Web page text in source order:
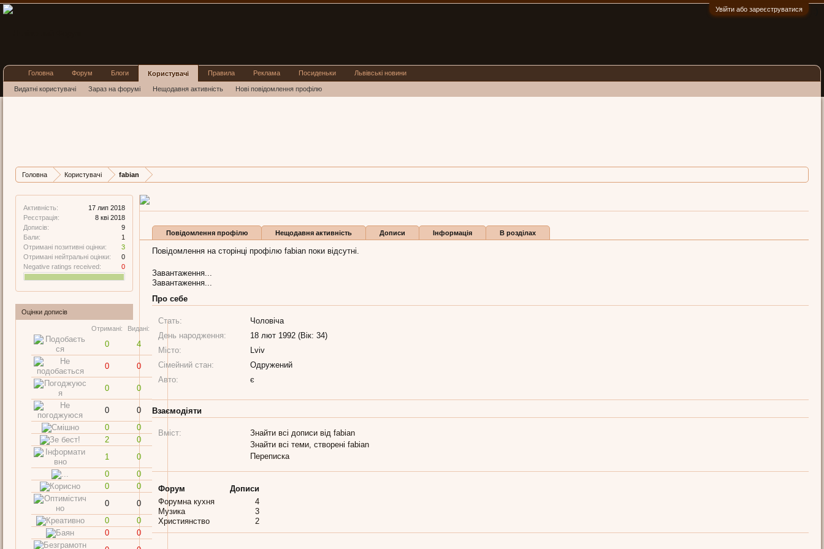
Увійти або зареєструватися
Головна Користувачі fabian
Активність:
17 лип 2018
Реєстрація:
8 кві 2018
Дописів:
9
Бали:
1
Отримані позитивні оцінки:
3
Отримані нейтральні оцінки:
0
Negative ratings received:
0
Оцінки дописів
Отримані: Видані:
0 4
0 0
0 0
0
0
0
0
2
0
1
0
0
0
0
0
0
0
0
0
0
0
Дописів
Карма Бали
Повідомлення профілю Нещодавня активність Дописи Інформація В розділах
Повідомлення на сторінці профілю fabian поки відсутні.
Завантаження...
Завантаження...
Про себе
Стать:
Чоловіча
День народження:
18 лют 1992 (Вік: 34)
Місто:
Lviv
Сімейний стан:
Одружений
Авто:
є
Взаємодіяти
Вміст:
Знайти всі дописи від fabian
Знайти всі теми, створені fabian
Переписка
Форум
Дописи
Форумна кухня
4
Музика
3
Християнство
2
Головна Форум Блоги Користувачі
Видатні користувачі Зараз на форумі Нещодавня активність Нові повідомлення профілю
Правила Реклама Посиденьки Львівські новини